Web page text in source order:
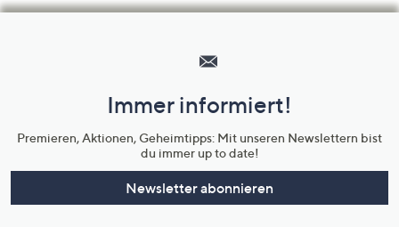
Unternehmensinformationen
Immer informiert!
Premieren, Aktionen, Geheimtipps: Mit unseren Newslettern bist
du immer up to date!
Newsletter abonnieren